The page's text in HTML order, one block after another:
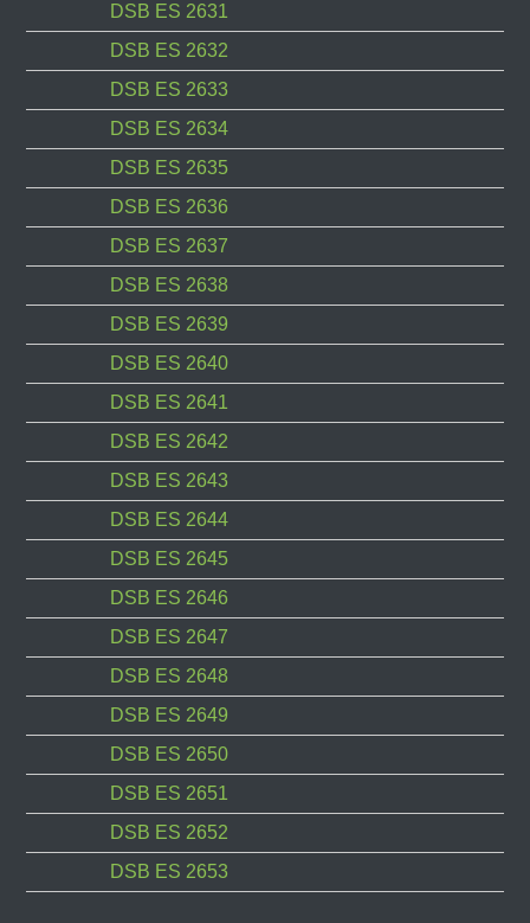
DSB ES 2631
DSB ES 2632
DSB ES 2633
DSB ES 2634
DSB ES 2635
DSB ES 2636
DSB ES 2637
DSB ES 2638
DSB ES 2639
DSB ES 2640
DSB ES 2641
DSB ES 2642
DSB ES 2643
DSB ES 2644
DSB ES 2645
DSB ES 2646
DSB ES 2647
DSB ES 2648
DSB ES 2649
DSB ES 2650
DSB ES 2651
DSB ES 2652
DSB ES 2653